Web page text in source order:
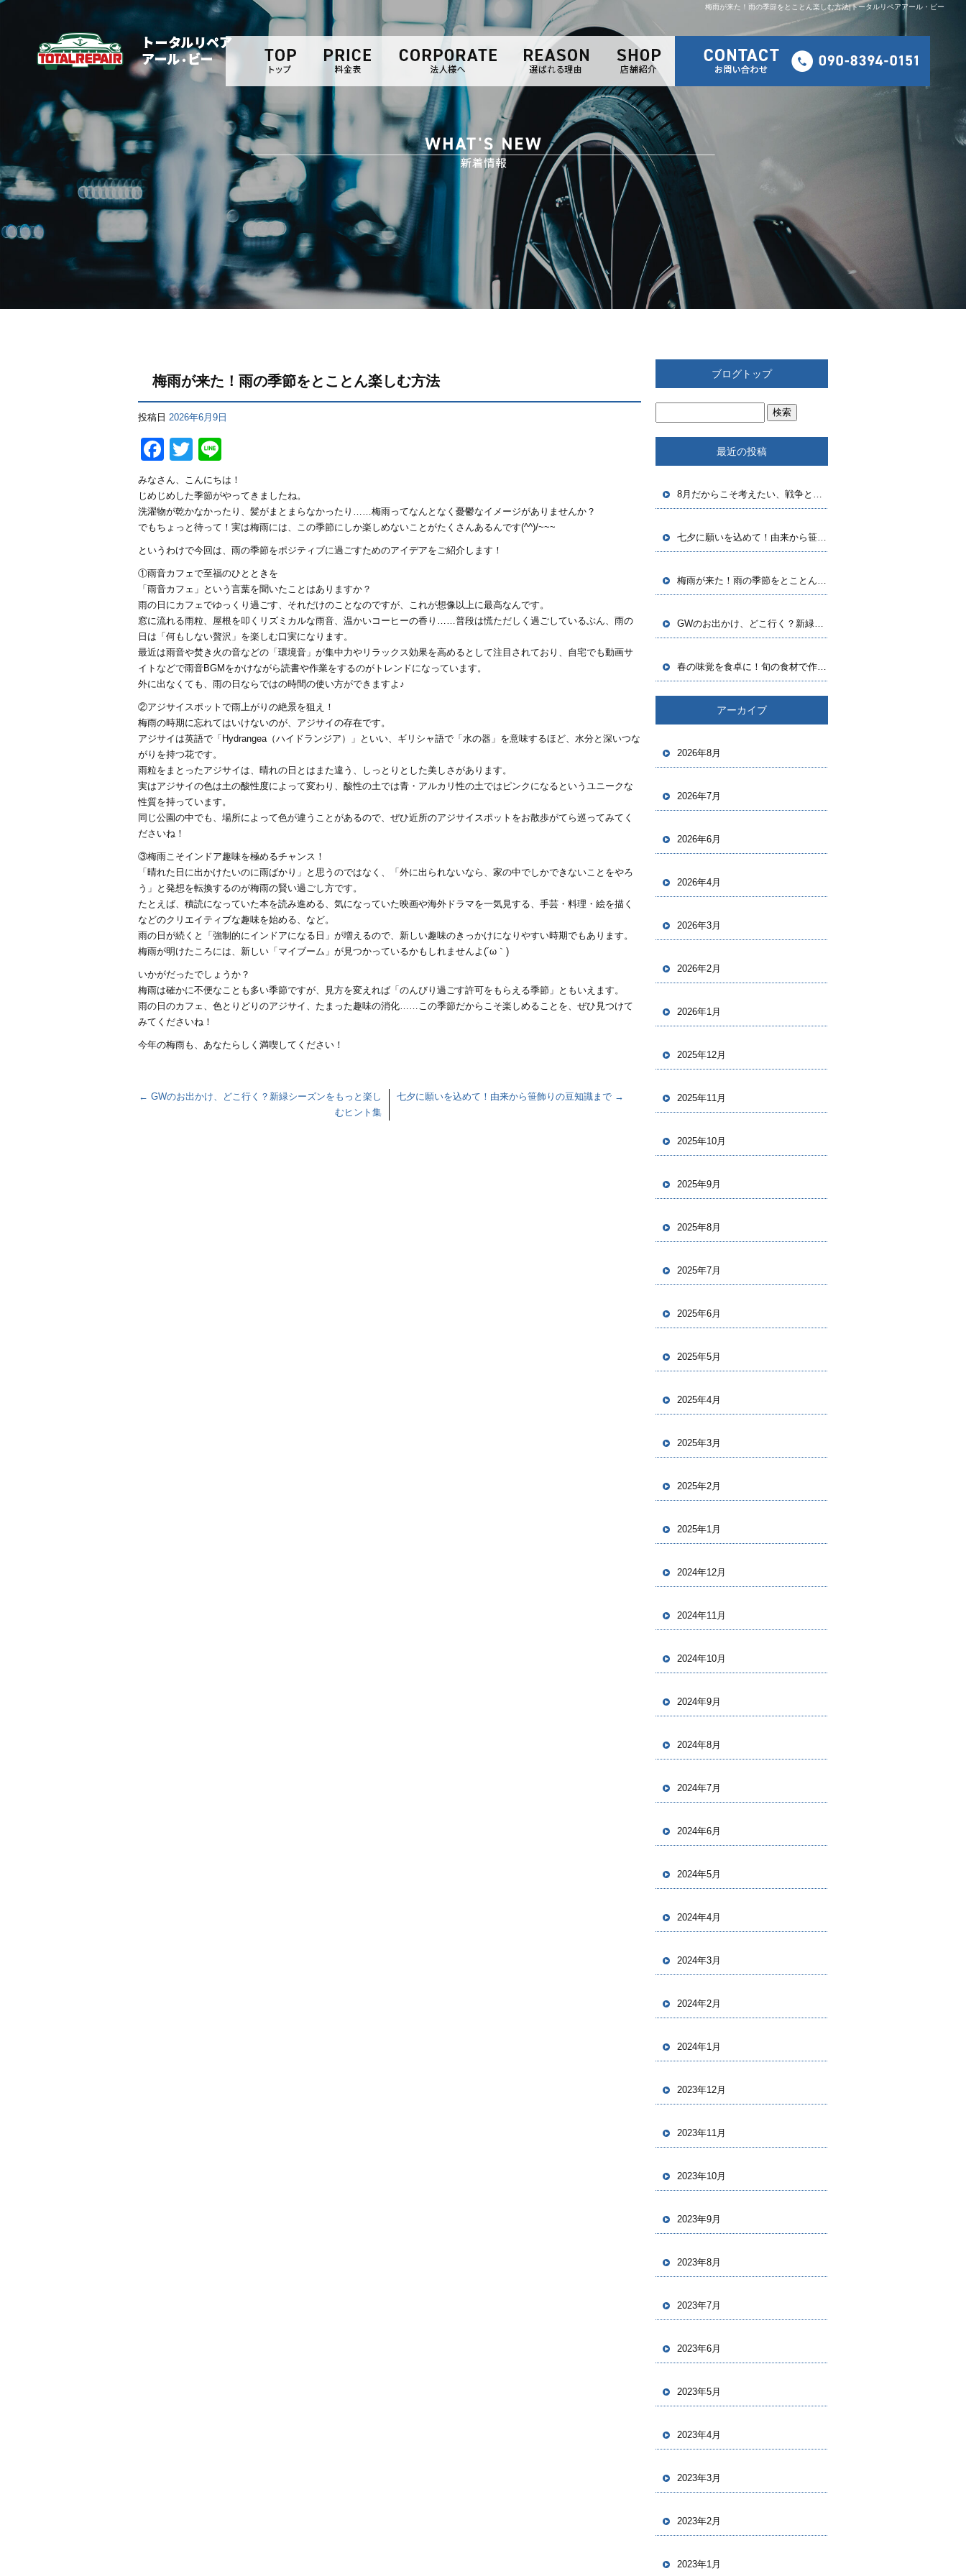
梅雨が来た！雨の季節をとことん楽しむ方法|トータルリペアアール・ビー
梅雨が来た！雨の季節をとことん楽しむ方法
投稿日 2026年6月9日
Facebook
Twitter
みなさん、こんにちは！
じめじめした季節がやってきましたね。
洗濯物が乾かなかったり、髪がまとまらなかったり……梅雨ってなんとなく憂鬱なイメージがありませんか？
でもちょっと待って！実は梅雨には、この季節にしか楽しめないことがたくさんあるんです(^^)/~~~
というわけで今回は、雨の季節をポジティブに過ごすためのアイデアをご紹介します！
①雨音カフェで至福のひとときを
「雨音カフェ」という言葉を聞いたことはありますか？
雨の日にカフェでゆっくり過ごす、それだけのことなのですが、これが想像以上に最高なんです。
窓に流れる雨粒、屋根を叩くリズミカルな雨音、温かいコーヒーの香り……普段は慌ただしく過ごしているぶん、雨の
日は「何もしない贅沢」を楽しむ口実になります。
最近は雨音や焚き火の音などの「環境音」が集中力やリラックス効果を高めるとして注目されており、自宅でも動画サ
イトなどで雨音BGMをかけながら読書や作業をするのがトレンドになっています。
外に出なくても、雨の日ならではの時間の使い方ができますよ♪
②アジサイスポットで雨上がりの絶景を狙え！
梅雨の時期に忘れてはいけないのが、アジサイの存在です。
アジサイは英語で「Hydrangea（ハイドランジア）」といい、ギリシャ語で「水の器」を意味するほど、水分と深いつな
がりを持つ花です。
雨粒をまとったアジサイは、晴れの日とはまた違う、しっとりとした美しさがあります。
実はアジサイの色は土の酸性度によって変わり、酸性の土では青・アルカリ性の土ではピンクになるというユニークな
性質を持っています。
同じ公園の中でも、場所によって色が違うことがあるので、ぜひ近所のアジサイスポットをお散歩がてら巡ってみてく
ださいね！
③梅雨こそインドア趣味を極めるチャンス！
「晴れた日に出かけたいのに雨ばかり」と思うのではなく、「外に出られないなら、家の中でしかできないことをやろ
う」と発想を転換するのが梅雨の賢い過ごし方です。
たとえば、積読になっていた本を読み進める、気になっていた映画や海外ドラマを一気見する、手芸・料理・絵を描く
などのクリエイティブな趣味を始める、など。
雨の日が続くと「強制的にインドアになる日」が増えるので、新しい趣味のきっかけになりやすい時期でもあります。
梅雨が明けたころには、新しい「マイブーム」が見つかっているかもしれませんよ(´ω｀)
いかがだったでしょうか？
梅雨は確かに不便なことも多い季節ですが、見方を変えれば「のんびり過ごす許可をもらえる季節」ともいえます。
雨の日のカフェ、色とりどりのアジサイ、たまった趣味の消化……この季節だからこそ楽しめることを、ぜひ見つけて
みてくださいね！
今年の梅雨も、あなたらしく満喫してください！
← GWのお出かけ、どこ行く？新緑シーズンをもっと楽し
むヒント集
七夕に願いを込めて！由来から笹飾りの豆知識まで →
ブログトップ
最近の投稿
8月だからこそ考えたい、戦争と平和のこと
七夕に願いを込めて！由来から笹飾りの豆知識まで
梅雨が来た！雨の季節をとことん楽しむ方法
GWのお出かけ、どこ行く？新緑シーズンをもっと楽しむヒント集
春の味覚を食卓に！旬の食材で作る、春らしいごちそうレシピ
アーカイブ
2026年8月
2026年7月
2026年6月
2026年4月
2026年3月
2026年2月
2026年1月
2025年12月
2025年11月
2025年10月
2025年9月
2025年8月
2025年7月
2025年6月
2025年5月
2025年4月
2025年3月
2025年2月
2025年1月
2024年12月
2024年11月
2024年10月
2024年9月
2024年8月
2024年7月
2024年6月
2024年5月
2024年4月
2024年3月
2024年2月
2024年1月
2023年12月
2023年11月
2023年10月
2023年9月
2023年8月
2023年7月
2023年6月
2023年5月
2023年4月
2023年3月
2023年2月
2023年1月